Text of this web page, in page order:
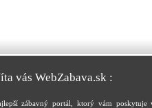
vás WebZabava.sk :
zábavný portál, ktorý vám poskytuje